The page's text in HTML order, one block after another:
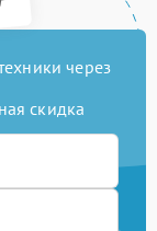
через
скидка